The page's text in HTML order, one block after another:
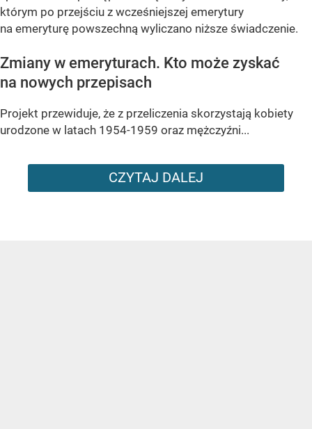
którym po przejściu z wcześniejszej emerytury
na emeryturę powszechną wyliczano niższe świadczenie.
Zmiany w emeryturach. Kto może zyskać
na nowych przepisach
Projekt przewiduje, że z przeliczenia skorzystają kobiety
urodzone w latach 1954-1959 oraz mężczyźni...
CZYTAJ DALEJ